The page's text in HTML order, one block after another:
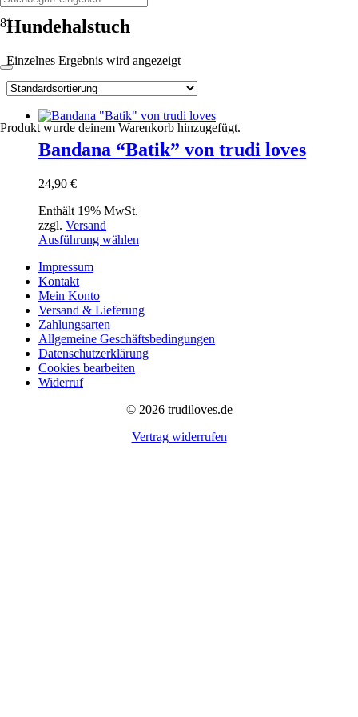
Produkt wurde deinem Warenkorb hinzugefügt.
Hundehalstuch
Einzelnes Ergebnis wird angezeigt
Bandana “Batik” von trudi loves
24,90 €
Enthält 19% MwSt.
zzgl. Versand
Ausführung wählen
auf.
Optionen
können
gewählt
Impressum
Kontakt
Mein Konto
Versand & Lieferung
Zahlungsarten
Allgemeine Geschäftsbedingungen
Datenschutzerklärung
Cookies bearbeiten
Widerruf
© 2026 trudiloves.de
Vertrag widerrufen